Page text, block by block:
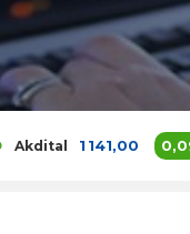
141,00 0,09 %